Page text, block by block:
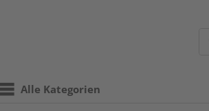
Alle Kategorien